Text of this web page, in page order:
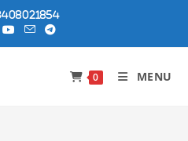
0 MENU